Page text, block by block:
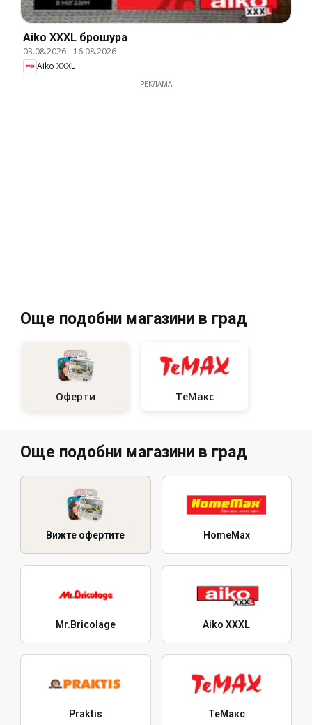
Aiko XXXL брошура
03.08.2026- 16.08.2026
Aiko XXXL
РЕКЛАМА
Още подобни магазини в град
Оферти ТеMакс
Още подобни магазини в град
Вижте офертите HomeMax
Mr.Bricolage Aiko XXXL
Praktis ТеMакс